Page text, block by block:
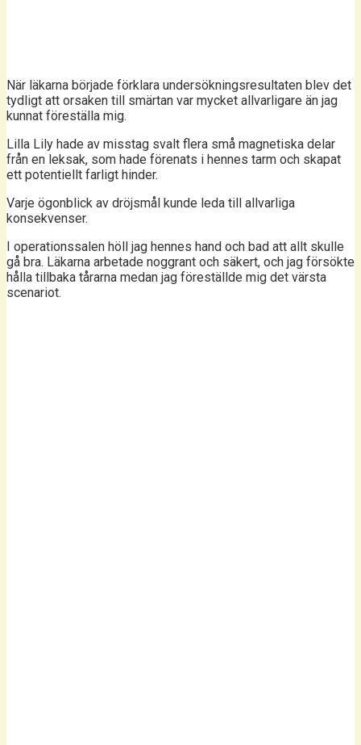
När läkarna började förklara undersökningsresultaten blev det
tydligt att orsaken till smärtan var mycket allvarligare än jag
kunnat föreställa mig.
Lilla Lily hade av misstag svalt flera små magnetiska delar
från en leksak, som hade förenats i hennes tarm och skapat
ett potentiellt farligt hinder.
Varje ögonblick av dröjsmål kunde leda till allvarliga
konsekvenser.
I operationssalen höll jag hennes hand och bad att allt skulle
gå bra. Läkarna arbetade noggrant och säkert, och jag försökte
hålla tillbaka tårarna medan jag föreställde mig det värsta
scenariot.